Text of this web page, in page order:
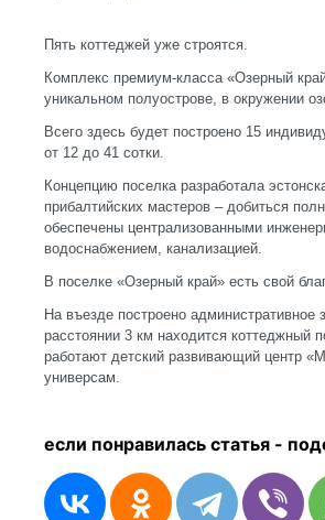
Пять коттеджей уже строятся.
Комплекс премиум-класса «Озерный
уникальном полуострове, в окружении
Всего здесь будет построено 15
от 12 до 41 сотки.
Концепцию поселка разработала
прибалтийских мастеров – добиться
обеспечены централизованными
водоснабжением, канализацией.
В поселке «Озерный край» есть свой
На въезде построено
расстоянии 3 км находится коттеджный
работают детский развивающий центр
универсам.
если понравилась статья - п